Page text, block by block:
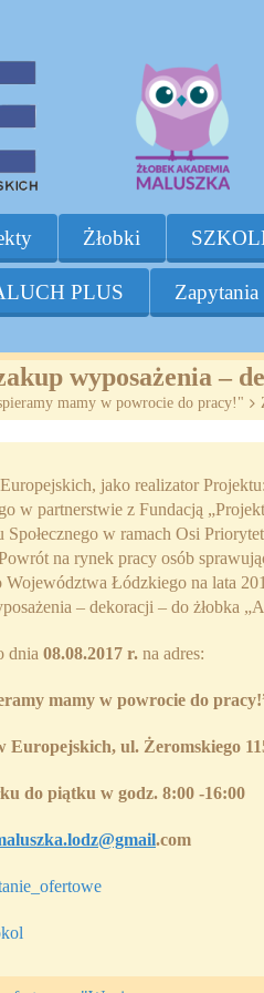
Żłobki
PLUS
wyposażenia –
mamy w powrocie do pracy!" >
jako realizator
w partnerstwie z Fundacją
Społecznego w ramach Osi
na rynek pracy osób
Łódzkiego na lata
– dekoracji – do żłobka
dnia 08.08.2017 r. na adres:
mamy w powrocie do
ul. Żeromskiego
do piątku w godz. 8:00 -16:00
.com